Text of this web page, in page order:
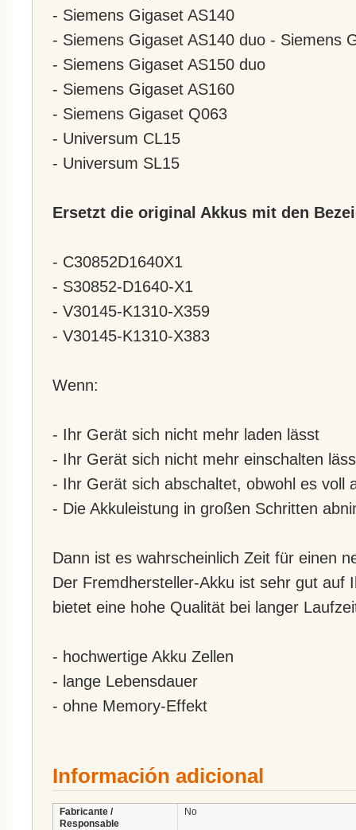
- Siemens Gigaset AS140
- Siemens Gigaset AS140 duo - Siemens
- Siemens Gigaset AS150 duo
- Siemens Gigaset AS160
- Siemens Gigaset Q063
- Universum CL15
- Universum SL15
Ersetzt die original Akkus mit den
- C30852D1640X1
- S30852-D1640-X1
- V30145-K1310-X359
- V30145-K1310-X383
Wenn:
- Ihr Gerät sich nicht mehr laden lässt
- Ihr Gerät sich nicht mehr einschalten
- Ihr Gerät sich abschaltet, obwohl es voll
- Die Akkuleistung in großen Schritten
Dann ist es wahrscheinlich Zeit für einen
Der Fremdhersteller-Akku ist sehr gut auf
bietet eine hohe Qualität bei langer
- hochwertige Akku Zellen
- lange Lebensdauer
- ohne Memory-Effekt
Información adicional
Fabricante /
Responsable
No